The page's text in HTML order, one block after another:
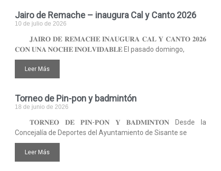
Jairo de Remache – inaugura Cal y Canto 2026
10 de julio de 2026
𝐉𝐀𝐈𝐑𝐎 𝐃𝐄 𝐑𝐄𝐌𝐀𝐂𝐇𝐄 𝐈𝐍𝐀𝐔𝐆𝐔𝐑𝐀 𝐂𝐀𝐋 𝐘 𝐂𝐀𝐍𝐓𝐎 𝟐𝟎𝟐𝟔
𝐂𝐎𝐍 𝐔𝐍𝐀 𝐍𝐎𝐂𝐇𝐄 𝐈𝐍𝐎𝐋𝐕𝐈𝐃𝐀𝐁𝐋𝐄 El pasado domingo,
Leer Más
Torneo de Pin-pon y badmintón
18 de junio de 2026
𝐓𝐎𝐑𝐍𝐄𝐎 𝐃𝐄 𝐏𝐈𝐍-𝐏𝐎𝐍 𝐘 𝐁𝐀𝐃𝐌𝐈𝐍𝐓𝐎́𝐍 Desde la
Concejalía de Deportes del Ayuntamiento de Sisante se
Leer Más